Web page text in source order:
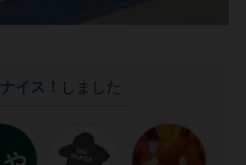
ナイス！ しました